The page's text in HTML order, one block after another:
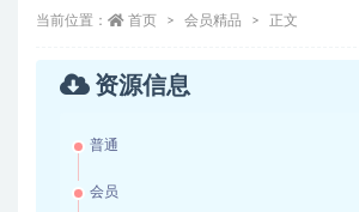
当前位置： 首页 会员精品 正文
资源信息
普通
会员